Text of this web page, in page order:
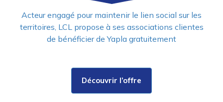
Acteur engagé pour maintenir le lien social sur les
territoires, LCL propose à ses associations clientes
de bénéficier de Yapla gratuitement
Découvrir l’offre